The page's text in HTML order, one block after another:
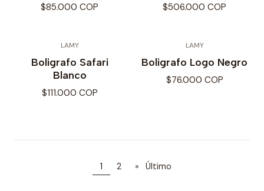
$85.000 COP $506.000 COP
LAMY
Boligrafo Safari
Blanco
$111.000 COP
LAMY
Boligrafo Logo Negro
$76.000 COP
1 2 » Último